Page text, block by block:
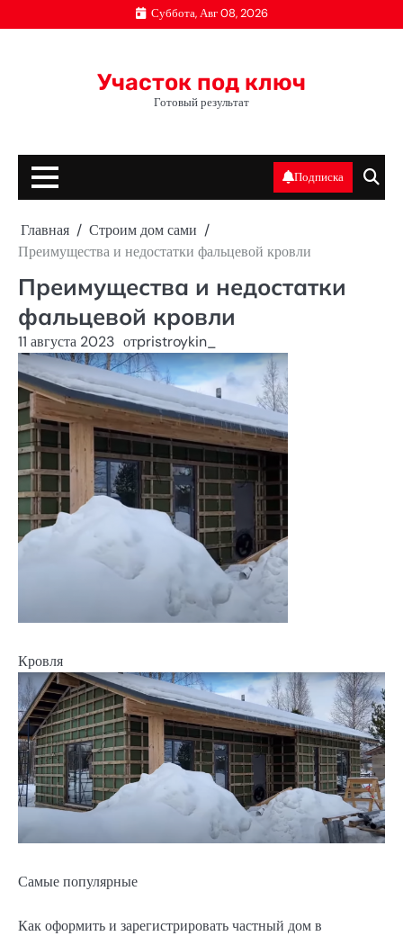
к
Суббота, Авг 08, 2026
Участок под ключ
Готовый результат
Подписка
Главная
Строим дом сами
Преимущества и недостатки фальцевой кровли
Преимущества и недостатки
фальцевой кровли
11 августа 2023 отpristroykin_
Кровля
Самые популярные
Как оформить и зарегистрировать частный дом в